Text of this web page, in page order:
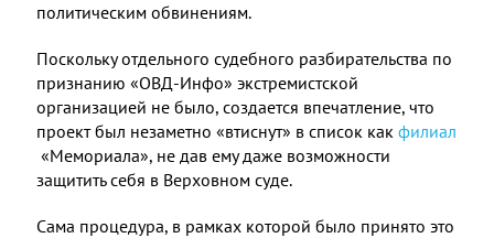
политическим обвинениям.
Поскольку отдельного судебного разбирательства по
признанию «ОВД-Инфо» экстремистской
организацией не было, создается впечатление, что
проект был незаметно «втиснут» в список как филиал
«Мемориала», не дав ему даже возможности
защитить себя в Верховном суде.
Сама процедура, в рамках которой было принято это